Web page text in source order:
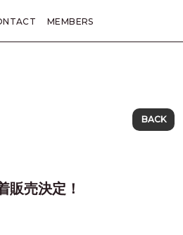
MEMBERS
BACK
販売決定！